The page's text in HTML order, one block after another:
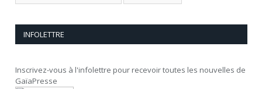
INFOLETTRE
Inscrivez-vous à l'infolettre pour recevoir toutes les nouvelles de
GaïaPresse